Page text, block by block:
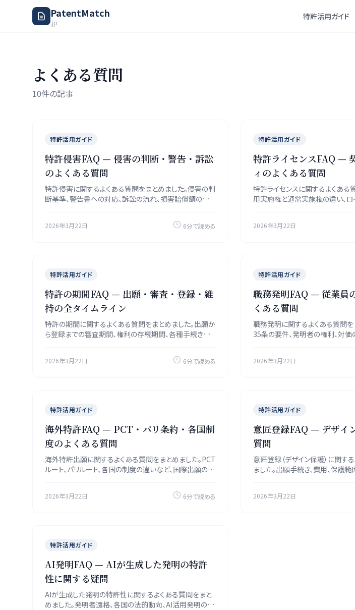
PatentMatch
.jp
特許活用ガイド
よくある質問
10件の記事
特許活用ガイド
特許侵害FAQ — 侵害の判断・警告・訴訟
のよくある質問
特許侵害に関するよくある質問をまとめました。侵害の判
断基準、警告書への対応、訴訟の流れ、損害賠償額の算
2026年3月22日 6分で読める
特許活用ガイド
特許ライセンスFAQ —
ィのよくある質問
特許ライセンスに関するよくある
用実施権と通常実施権の違い、ロ
2026年3月22日
特許活用ガイド
特許の期間FAQ — 出願・審査・登録・維
持の全タイムライン
特許の期間に関するよくある質問をまとめました。出願か
ら登録までの審査期間、権利の存続期間、各種手続きの
2026年3月22日 6分で読める
特許活用ガイド
職務発明FAQ — 従業員
くある質問
職務発明に関するよくある質問を
35条の要件、発明者の権利、対
2026年3月22日
特許活用ガイド
海外特許FAQ — PCT・パリ条約・各国制
度のよくある質問
海外特許出願に関するよくある質問をまとめました。PCT
ルート、パリルート、各国の制度の違いなど、国際出願の疑
2026年3月22日 6分で読める
特許活用ガイド
意匠登録FAQ — デザイ
質問
意匠登録（デザイン保護）に関す
ました。出願手続き、費用、保護
2026年3月22日
特許活用ガイド
AI発明FAQ — AIが生成した発明の特許
性に関する疑問
AIが生成した発明の特許性に関するよくある質問をまと
めました。発明者適格、各国の法的動向、AI活用発明の出